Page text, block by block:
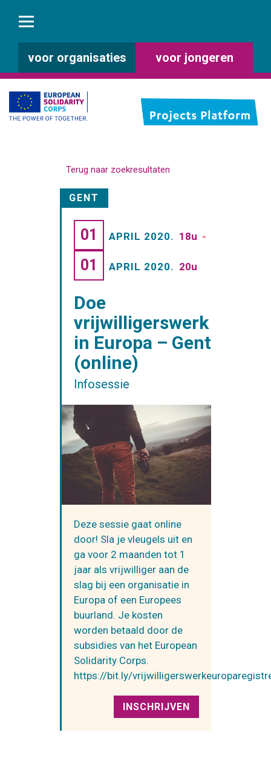
voor organisaties voor jongeren
Terug naar zoekresultaten
GENT
01 APRIL 2020. 18u -
01 APRIL 2020. 20u
Doe
vrijwilligerswerk
in Europa – Gent
(online)
Infosessie
Deze sessie gaat online
door! Sla je vleugels uit en
ga voor 2 maanden tot 1
jaar als vrijwilliger aan de
slag bij een organisatie in
Europa of een Europees
buurland. Je kosten
worden betaald door de
subsidies van het European
Solidarity Corps.
https://bit.ly/
INSCHRIJVEN